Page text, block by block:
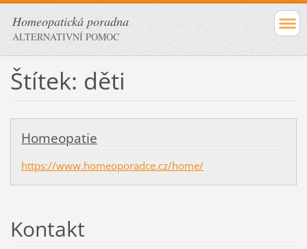
Homeopatická poradna
ALTERNATIVNÍ POMOC
Štítek: děti
Homeopatie
https://www.homeoporadce.cz/home/
Kontakt